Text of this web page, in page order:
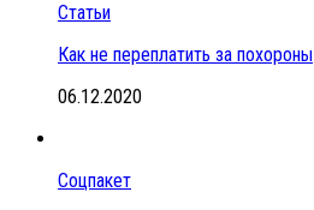
Статьи
Как не переплатить за похороны
06.12.2020
Соцпакет